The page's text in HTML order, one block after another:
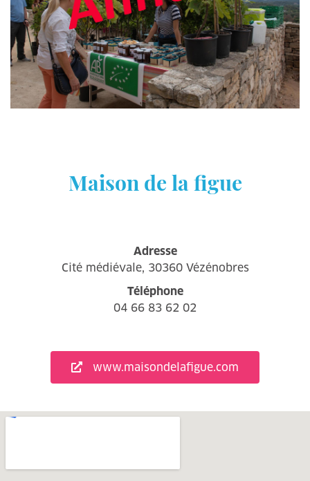
Maison de la figue
Adresse
Cité médiévale, 30360 Vézénobres
Téléphone
04 66 83 62 02
www.maisondelafigue.com